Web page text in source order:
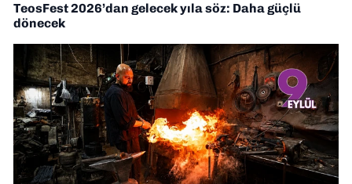
TeosFest 2026’dan gelecek yıla söz: Daha güçlü
dönecek